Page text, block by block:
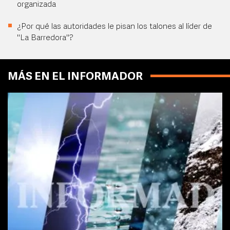
organizada
¿Por qué las autoridades le pisan los talones al líder de
"La Barredora"?
MÁS EN EL INFORMADOR